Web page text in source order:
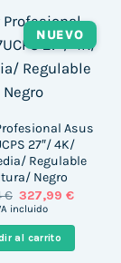
NUEVO
Asus
27″/ 4K/
Regulable
Negro
€ El
precio
era:
391,64 €.
327,99€El
es:
327,99
incluido
al carrito